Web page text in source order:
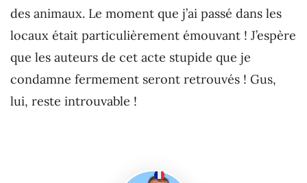
des animaux. Le moment que j’ai passé dans les
locaux était particulièrement émouvant ! J’espère
que les auteurs de cet acte stupide que je
condamne fermement seront retrouvés ! Gus,
lui, reste introuvable !